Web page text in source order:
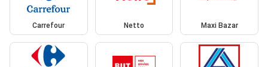
Carrefour Netto Maxi Bazar